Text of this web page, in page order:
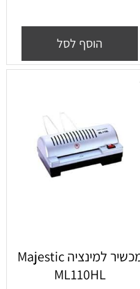
הוסף לסל
‏מכשיר למינציה Majestic
ML110HL